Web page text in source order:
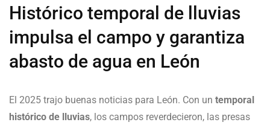
Histórico temporal de lluvias
impulsa el campo y garantiza
abasto de agua en León
El 2025 trajo buenas noticias para León. Con un temporal
histórico de lluvias, los campos reverdecieron, las presas